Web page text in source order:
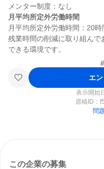
月平均所定外労働時間
月平均所定外労働時間：20時
残業時間の削減に取り組ん
エ
表示開始
原稿ID：
問
この企業の募集